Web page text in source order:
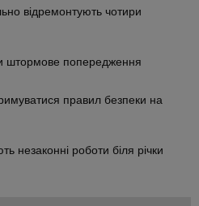
відремонтують чотири
штормове попередження
правил безпеки на
незаконні роботи біля річки